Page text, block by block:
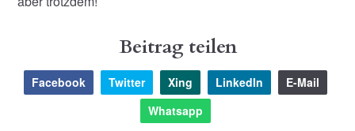
Beitrag teilen
Facebook Twitter Xing LinkedIn
E-Mail
Whatsapp